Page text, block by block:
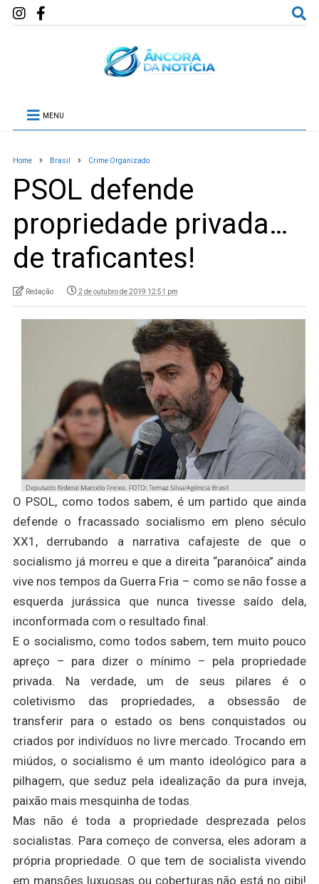
MENU
Home Brasil Crime Organizado
PSOL defende
propriedade privada…
de traficantes!
Redação 2 de outubro de 2019 12:51 pm
O PSOL, como todos sabem, é um partido que ainda
defende o fracassado socialismo em pleno século
XX1, derrubando a narrativa cafajeste de que o
socialismo já morreu e que a direita “paranóica” ainda
vive nos tempos da Guerra Fria – como se não fosse a
esquerda jurássica que nunca tivesse saído dela,
inconformada com o resultado final.
E o socialismo, como todos sabem, tem muito pouco
apreço – para dizer o mínimo – pela propriedade
privada. Na verdade, um de seus pilares é o
coletivismo das propriedades, a obsessão de
transferir para o estado os bens conquistados ou
criados por indivíduos no livre mercado. Trocando em
miúdos, o socialismo é um manto ideológico para a
pilhagem, que seduz pela idealização da pura inveja,
paixão mais mesquinha de todas.
Mas não é toda a propriedade desprezada pelos
socialistas. Para começo de conversa, eles adoram a
própria propriedade. O que tem de socialista vivendo
em mansões luxuosas ou coberturas não está no gibi!